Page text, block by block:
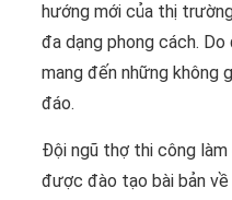
hướng mới của thị
đa dạng phong cách.
mang đến những không
đáo.
Đội ngũ thợ thi công làm
được đào tạo bài bản